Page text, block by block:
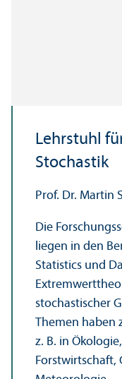
Lehr­stuhl
Stochastik
Prof. Dr. Martin
Die
liegen in den
Statistics und
stochastischer
Themen haben
z. B. in
Forstwirtschaft,